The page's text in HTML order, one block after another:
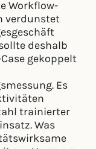
Workflow-
verdunstet
deshalb
gekoppelt
Es
trainierter
Was